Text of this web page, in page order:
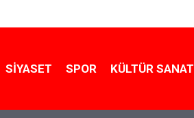
SIYASET SPOR KÜLTÜR SANAT